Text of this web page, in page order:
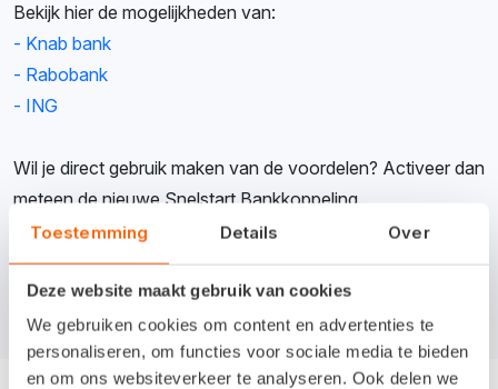
Toestemming Details Over
Deze website maakt gebruik van cookies
We gebruiken cookies om content en advertenties te
personaliseren, om functies voor sociale media te bieden
en om ons websiteverkeer te analyseren. Ook delen we
Bekijk hier de mogelijkheden van:
- Knab bank
- Rabobank
- ING
Wil je direct gebruik maken van de voordelen? Activeer dan
meteen de nieuwe Snelstart Bankkoppeling.
Activeer de koppeling